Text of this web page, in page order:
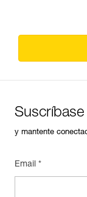
Suscríbase
y mantente
Email *